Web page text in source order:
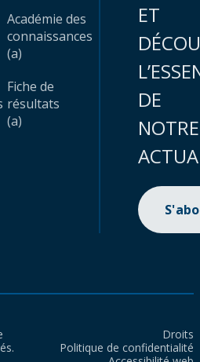
Académie des
connaissances
(a)
Fiche de
résultats
(a)
ET
DE
NOTRE
Droits
Politique de confidentialité